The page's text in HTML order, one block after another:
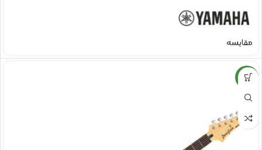
مقایسه
NEW